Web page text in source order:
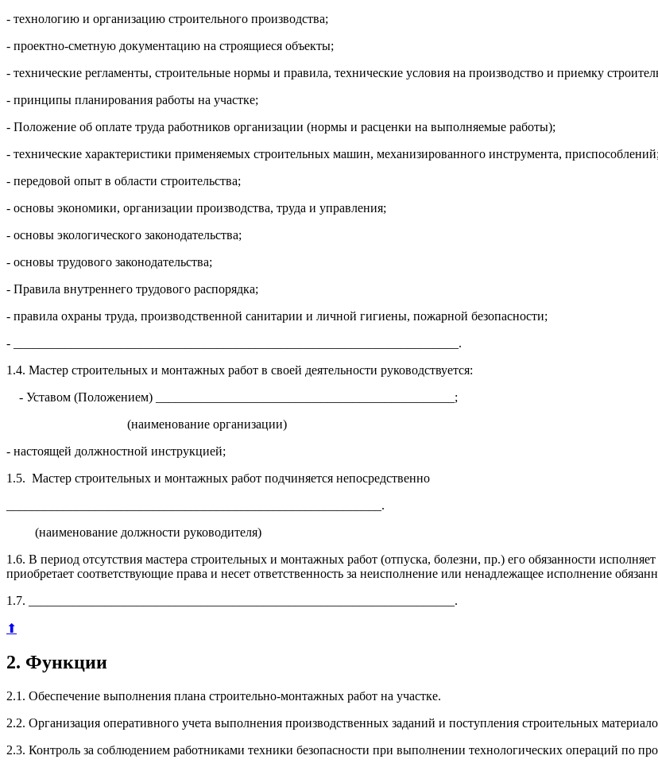
- технологию и организацию строительного производства;
- проектно-сметную документацию на строящиеся объекты;
- технические регламенты, строительные нормы и правила, технические условия на производство и приемку
- принципы планирования работы на участке;
- Положение об оплате труда работников организации (нормы и расценки на выполняемые работы);
- технические характеристики применяемых строительных машин, механизированного инструмента, приспособлений;
- передовой опыт в области строительства;
- основы экономики, организации производства, труда и управления;
- основы экологического законодательства;
- основы трудового законодательства;
- Правила внутреннего трудового распорядка;
- правила охраны труда, производственной санитарии и личной гигиены, пожарной безопасности;
- ______________________________________________________________________.
1.4. Мастер строительных и монтажных работ в своей деятельности руководствуется:
- Уставом (Положением) _______________________________________________;
(наименование организации)
- настоящей должностной инструкцией;
1.5. Мастер строительных и монтажных работ подчиняется непосредственно
___________________________________________________________.
(наименование должности руководителя)
1.6. В период отсутствия мастера строительных и монтажных работ (отпуска, болезни, пр.) его обязанности
приобретает соответствующие права и несет ответственность за неисполнение или ненадлежащее исполнение
1.7. ___________________________________________________________________.
⬆
2. Функции
2.1. Обеспечение выполнения плана строительно-монтажных работ на участке.
2.2. Организация оперативного учета выполнения производственных заданий и поступления строительных
2.3. Контроль за соблюдением работниками техники безопасности при выполнении технологических операций по